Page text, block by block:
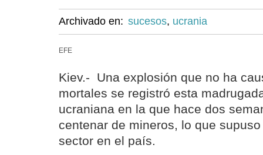
Archivado en: sucesos, ucrania
EFE
Kiev.- Una explosión que no ha
mortales se registró esta
ucraniana en la que hace dos
centenar de mineros, lo que
sector en el país.